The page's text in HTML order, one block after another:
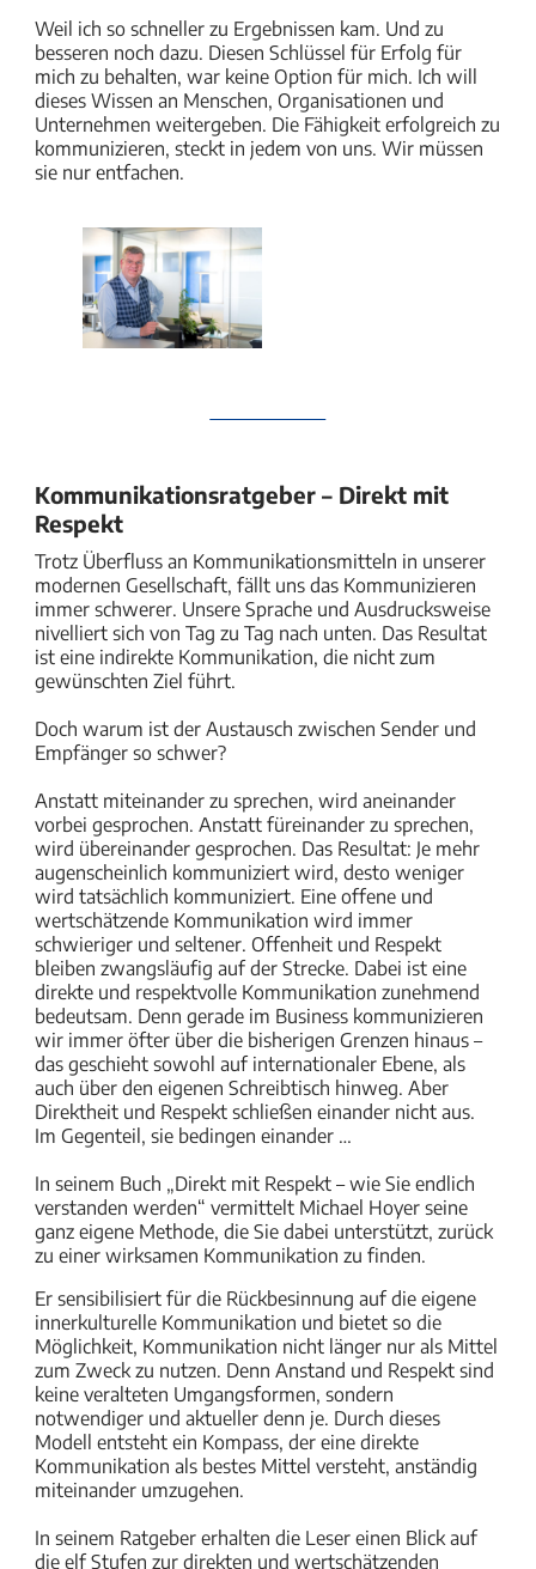
Weil ich so schneller zu Ergebnissen kam. Und zu
besseren noch dazu. Diesen Schlüssel für Erfolg für
mich zu behalten, war keine Option für mich. Ich will
dieses Wissen an Menschen, Organisationen und
Unternehmen weitergeben. Die Fähigkeit erfolgreich zu
kommunizieren, steckt in jedem von uns. Wir müssen
sie nur entfachen.
Kommunikationsratgeber – Direkt mit
Respekt
Trotz Überfluss an Kommunikationsmitteln in unserer
modernen Gesellschaft, fällt uns das Kommunizieren
immer schwerer. Unsere Sprache und Ausdrucksweise
nivelliert sich von Tag zu Tag nach unten. Das Resultat
ist eine indirekte Kommunikation, die nicht zum
gewünschten Ziel führt.
Doch warum ist der Austausch zwischen Sender und
Empfänger so schwer?
Anstatt miteinander zu sprechen, wird aneinander
vorbei gesprochen. Anstatt füreinander zu sprechen,
wird übereinander gesprochen. Das Resultat: Je mehr
augenscheinlich kommuniziert wird, desto weniger
wird tatsächlich kommuniziert. Eine offene und
wertschätzende Kommunikation wird immer
schwieriger und seltener. Offenheit und Respekt
bleiben zwangsläufig auf der Strecke. Dabei ist eine
direkte und respektvolle Kommunikation zunehmend
bedeutsam. Denn gerade im Business kommunizieren
wir immer öfter über die bisherigen Grenzen hinaus –
das geschieht sowohl auf internationaler Ebene, als
auch über den eigenen Schreibtisch hinweg. Aber
Direktheit und Respekt schließen einander nicht aus.
Im Gegenteil, sie bedingen einander …
In seinem Buch „Direkt mit Respekt – wie Sie endlich
verstanden werden“ vermittelt Michael Hoyer seine
ganz eigene Methode, die Sie dabei unterstützt, zurück
zu einer wirksamen Kommunikation zu finden.
Er sensibilisiert für die Rückbesinnung auf die eigene
innerkulturelle Kommunikation und bietet so die
Möglichkeit, Kommunikation nicht länger nur als Mittel
zum Zweck zu nutzen. Denn Anstand und Respekt sind
keine veralteten Umgangsformen, sondern
notwendiger und aktueller denn je. Durch dieses
Modell entsteht ein Kompass, der eine direkte
Kommunikation als bestes Mittel versteht, anständig
miteinander umzugehen.
In seinem Ratgeber erhalten die Leser einen Blick auf
die elf Stufen zur direkten und wertschätzenden